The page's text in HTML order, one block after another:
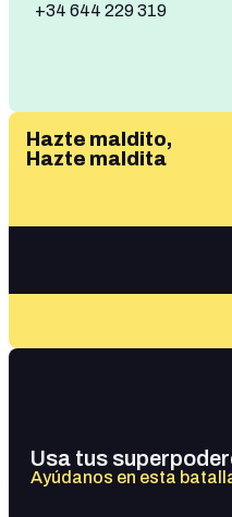
+34 644 229 319
Hazte maldito,
Hazte maldita
Usa tus
Ayúdanos en esta